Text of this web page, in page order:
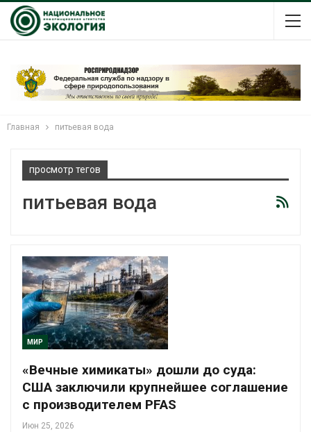
Главная питьевая вода
просмотр тегов
питьевая вода
МИР
«Вечные химикаты» дошли до суда:
США заключили крупнейшее соглашение
с производителем PFAS
Июн 25, 2026